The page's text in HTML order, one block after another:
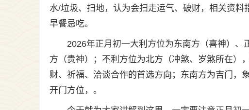
水/垃圾、扫地，认为会扫走运气、破财，相关资料
早餐忌吃。
2026年正月初一大利方位为东南方（喜神）
方（贵神）；不利方位为北方（冲煞、岁煞所在）
财、祈福、洽谈合作的首选方向；东南方为吉门，
开门方位，。